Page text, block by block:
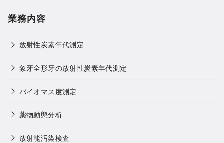
業務内容
放射性炭素年代測定
象牙全形牙の放射性炭素年代測定
バイオマス度測定
薬物動態分析
放射能汚染検査